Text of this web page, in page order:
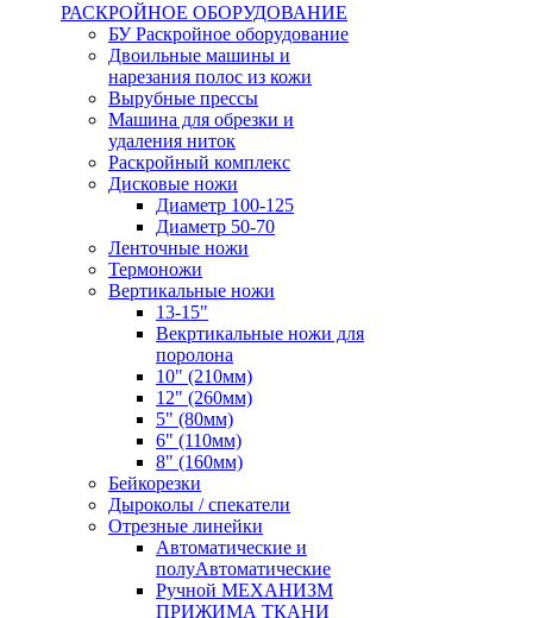
РАСКРОЙНОЕ ОБОРУДОВАНИЕ
БУ Раскройное оборудование
Двоильные машины и
нарезания полос из кожи
Вырубные прессы
Машина для обрезки и
удаления ниток
Раскройный комплекс
Дисковые ножи
Диаметр 100-125
Диаметр 50-70
Ленточные ножи
Термоножи
Вертикальные ножи
13-15"
Векртикальные ножи для
поролона
10" (210мм)
12" (260мм)
5" (80мм)
6" (110мм)
8" (160мм)
Бейкорезки
Дыроколы / спекатели
Отрезные линейки
Автоматические и
полуАвтоматические
Ручной МЕХАНИЗМ
ПРИЖИМА ТКАНИ